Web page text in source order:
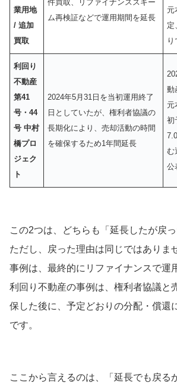
業用地
/ 追加
買取
件買取、リファイナンススキー
ム再検証などで運用期間を延長
元
定
利回り
不動産
第41
号・44
号 中村
橋プロ
ジェク
ト
2024年5月31日を当初運用終了
日としていたが、権利者協議の
長期化により、売却活動の時間
を確保するため1年間延長
動
元
初
む
公
この2つは、どちらも「延長したが戻っ
ただし、戻った理由は同じではありま
事例は、最終的にリファイナンスで運
利回り不動産の事例は、権利者協議と
保した後に、予定どおりの分配・償還
です。
ここから言えるのは、「延長でも戻る